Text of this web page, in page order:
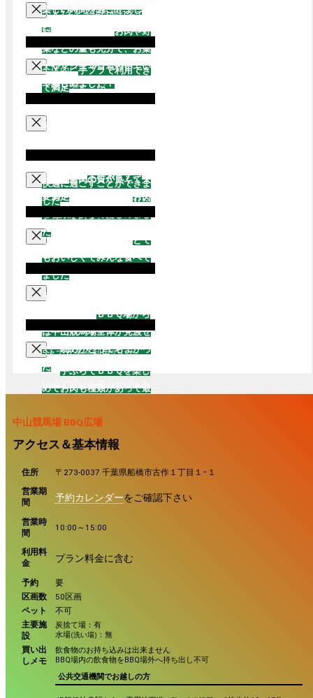
楽しい時間を過ごせまし
た。
大人2名と子供(3歳)1名で
利用しましたが、 お肉や野
菜などの量も充分で、お菓
子やマシュマロも付いてい
て楽しめました！
ったことが少し残念でし
した。
スタッフのお2人はとても
親切にしてくださって、初
たが本日はありがとうござ
いました。
全体的に手ブラで利用でき
て満足です。が、キッチン
バサミを各席常備してあっ
たら最高です。あとスパイ
ざいます。 また来ます。
中山競馬場での利用は初め
京競馬場での利用経験あり
です） お肉の質が良くて大
変満足しました。また お肉
た。ありがとうございま
快適に過ごすことができま
した。楽しい時間をありが
とうございました。
ごちそうさまでした。 とて
もおいしくてみんな食べて
ました。
子ども2人連れて家族で利
ＢＢＱ場から
は中山競馬場全体が見渡せ
て、眺めがとってもよかっ
たです！子どもがまだ小さ
ム満点で味もよく美味しく
頂きました♪また利用した
5人で女子会利用でした
♡♡ 手ぶらでＢＢＱを楽し
めてお肉も種類があって最
しかったです♪
中山競馬場 BBQ広場
アクセス＆基本情報
住所
〒273-0037 千葉県船橋市古作１丁目１−１
営業期
間
予約カレンダーをご確認下さい
営業時
間
10:00～15:00
利用料
金
プラン料金に含む
予約
要
区画数
50区画
ペット
不可
主要施
設
炭捨て場：有
水場(洗い場) ：無
買い出
しメモ
飲食物のお持ち込みは出来ません
BBQ場内の飲食物をBBQ場外へ持ち出し不可
公共交通機関でお越しの方